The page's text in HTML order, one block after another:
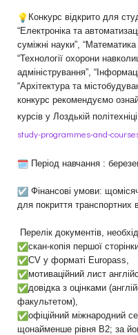
Конкурс відкрито для
“Електроніка та
суміжні науки”, “Математика
“Технології охорони
адміністрування”,
“Архітектура та
конкурс рекомендуємо
курсів у Лоздькій
study-programmes-and-
Період навчання :
Фінансові умови:
для покриття транспортних
Перелік документів,
скан-копія першої
CV у форматі Europass,
мотиваційний лист
довідка з оцінками
факультетом),
офіційний міжнародний
щонайменше рівня В2; за